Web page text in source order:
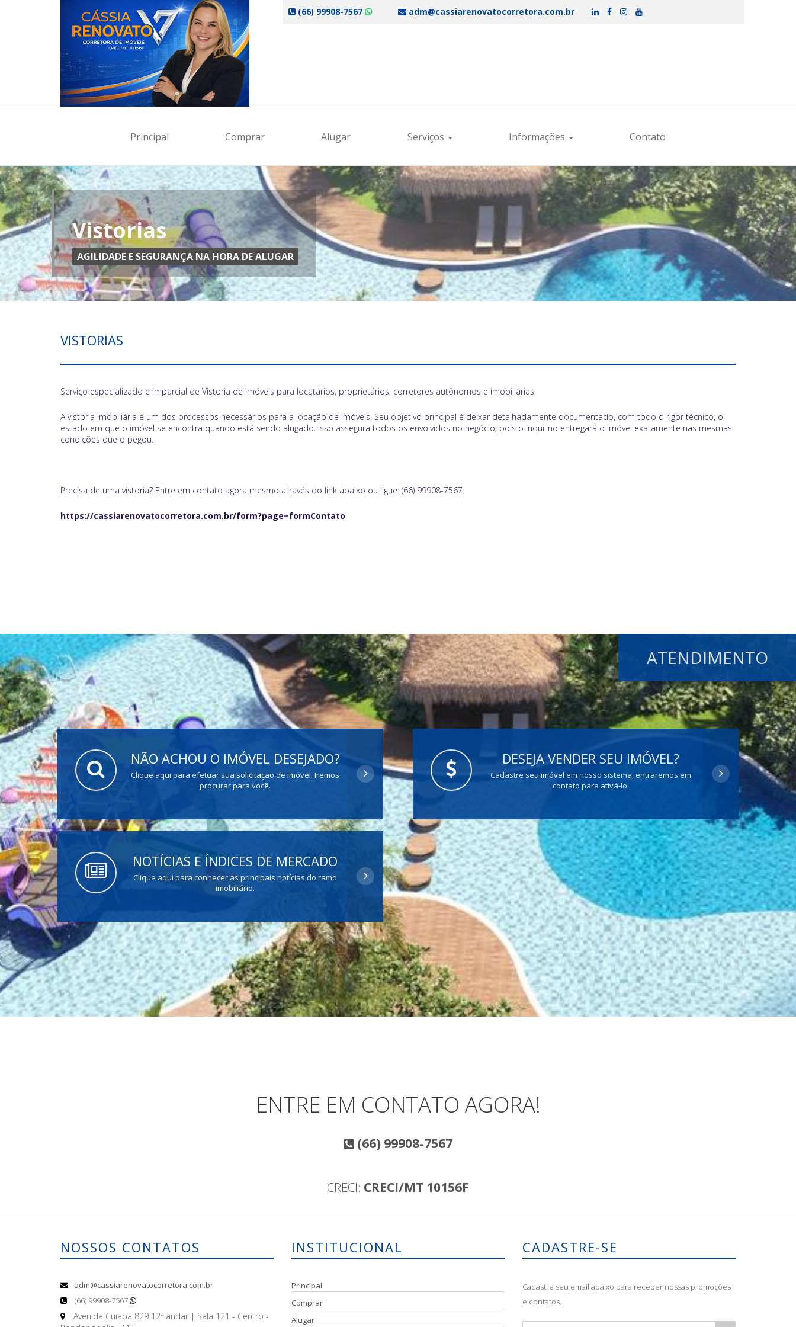
(66) 99908-7567 adm@cassiarenovatocorretora.com.br
Principal Comprar Alugar Serviços Informações Contato
Vistorias
AGILIDADE E SEGURANÇA NA HORA DE ALUGAR
VISTORIAS
Serviço especializado e imparcial de Vistoria de Imóveis para locatários, proprietários, corretores autônomos e imobiliárias.
A vistoria imobiliária é um dos processos necessários para a locação de imóveis. Seu objetivo principal é deixar detalhadamente documentado, com todo o rigor técnico, o
estado em que o imóvel se encontra quando está sendo alugado. Isso assegura todos os envolvidos no negócio, pois o inquilino entregará o imóvel exatamente nas mesmas
condições que o pegou.
Precisa de uma vistoria? Entre em contato agora mesmo através do link abaixo ou ligue: (66) 99908-7567.
https://cassiarenovatocorretora.com.br/form?page=formContato
ATENDIMENTO
NÃO ACHOU O IMÓVEL DESEJADO?
Clique aqui para efetuar sua solicitação de imóvel. Iremos
procurar para você.
DESEJA VENDER SEU IMÓVEL?
Cadastre seu imóvel em nosso sistema, entraremos em
contato para ativá-lo.
NOTÍCIAS E ÍNDICES DE MERCADO
Clique aqui para conhecer as principais notícias do ramo
imobiliário.
ENTRE EM CONTATO AGORA!
(66) 99908-7567
CRECI: CRECI/MT 10156F
NOSSOS CONTATOS
adm@cassiarenovatocorretora.com.br
(66) 99908-7567
Avenida Cuiabá 829 12º andar | Sala 121 - Centro -
INSTITUCIONAL
Principal
Comprar
Alugar
CADASTRE-SE
Cadastre seu email abaixo para receber nossas promoções
e contatos.